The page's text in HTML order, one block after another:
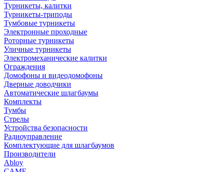
Турникеты, калитки
Турникеты-триподы
Тумбовые турникеты
Электронные проходные
Роторные турникеты
Уличные турникеты
Электромеханические калитки
Ограждения
Домофоны и видеодомофоны
Дверные доводчики
Автоматические шлагбаумы
Комплекты
Тумбы
Стрелы
Устройства безопасности
Радиоуправление
Комплектующие для шлагбаумов
Производители
Abloy